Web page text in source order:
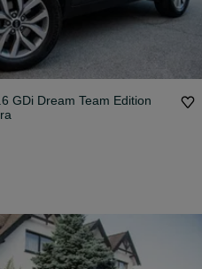
GDi Dream Team Edition